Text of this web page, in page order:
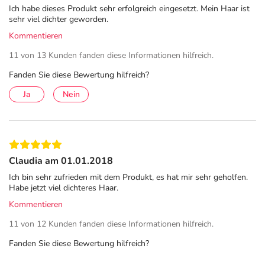
Ich habe dieses Produkt sehr erfolgreich eingesetzt. Mein Haar ist
sehr viel dichter geworden.
Kommentieren
11 von 13 Kunden fanden diese Informationen hilfreich.
Fanden Sie diese Bewertung hilfreich?
Ja
Nein
Claudia am 01.01.2018
Ich bin sehr zufrieden mit dem Produkt, es hat mir sehr geholfen.
Habe jetzt viel dichteres Haar.
Kommentieren
11 von 12 Kunden fanden diese Informationen hilfreich.
Fanden Sie diese Bewertung hilfreich?